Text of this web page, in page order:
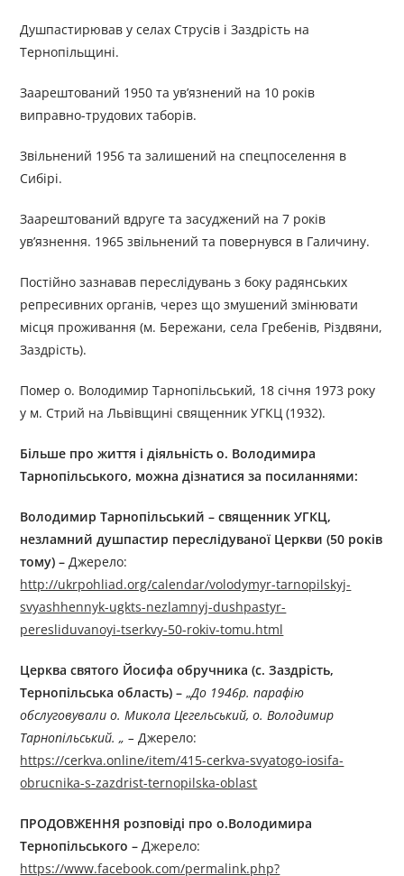
Душпастирював у селах Струсів і Заздрість на
Тернопільщині.
Заарештований 1950 та ув’язнений на 10 років
виправно-трудових таборів.
Звільнений 1956 та залишений на спецпоселення в
Сибірі.
Заарештований вдруге та засуджений на 7 років
ув’язнення. 1965 звільнений та повернувся в Галичину.
Постійно зазнавав переслідувань з боку радянських
репресивних органів, через що змушений змінювати
місця проживання (м. Бережани, села Гребенів, Різдвяни,
Заздрість).
Помер о. Володимир Тарнопільський, 18 січня 1973 року
у м. Стрий на Львівщині священник УГКЦ (1932).
Більше про життя і діяльність о. Володимира
Тарнопільського, можна дізнатися за посиланнями:
Володимир Тарнопільський – священник УГКЦ,
незламний душпастир переслідуваної Церкви (50 років
тому) – Джерелo:
http://ukrpohliad.org/calendar/volodymyr-tarnopilskyj-
svyashhennyk-ugkts-nezlamnyj-dushpastyr-
peresliduvanoyi-tserkvy-50-rokiv-tomu.html
Церква святого Йосифа обручника (с. Заздрість,
Тернопільська область) – „До 1946р. парафію
обслуговували о. Микола Цегельський, о. Володимир
Тарнопільський. „ – Джерелo:
https://cerkva.online/item/415-cerkva-svyatogo-iosifa-
obrucnika-s-zazdrist-ternopilska-oblast
ПРОДОВЖЕННЯ розповіді про о.Володимира
Тернопільського – Джерелo:
https://www.facebook.com/permalink.php?